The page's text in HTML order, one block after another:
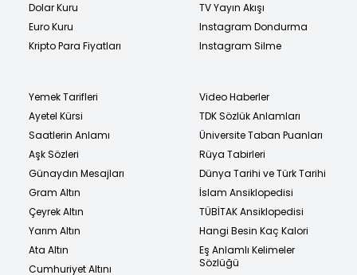
Dolar Kuru
Euro Kuru
Kripto Para Fiyatları
TV Yayın Akışı
Instagram Dondurma
Instagram Silme
Yemek Tarifleri
Ayetel Kürsi
Saatlerin Anlamı
Aşk Sözleri
Günaydın Mesajları
Gram Altın
Çeyrek Altın
Yarım Altın
Ata Altın
Cumhuriyet Altını
Video Haberler
TDK Sözlük Anlamları
Üniversite Taban Puanları
Rüya Tabirleri
Dünya Tarihi ve Türk Tarihi
İslam Ansiklopedisi
TÜBİTAK Ansiklopedisi
Hangi Besin Kaç Kalori
Eş Anlamlı Kelimeler
Sözlüğü